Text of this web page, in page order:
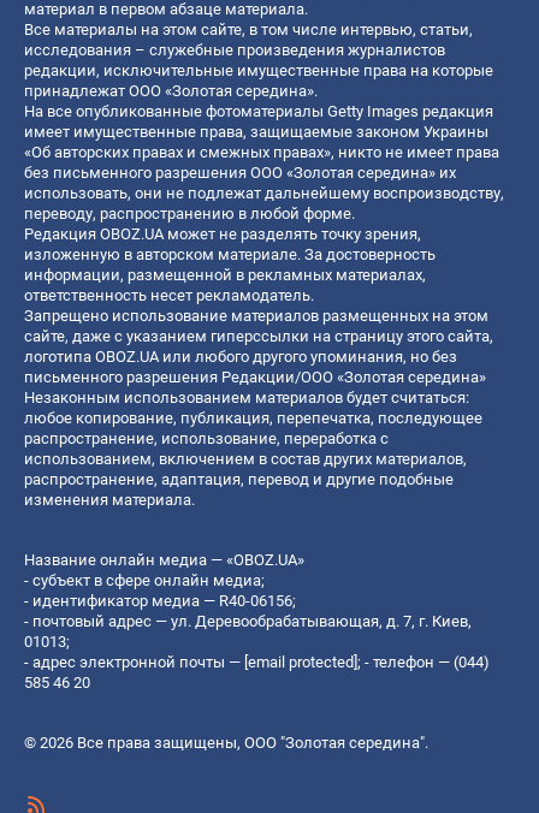
материал в первом абзаце материала.
Все материалы на этом сайте, в том числе интервью, статьи,
исследования – служебные произведения журналистов
редакции, исключительные имущественные права на которые
принадлежат ООО «Золотая середина».
На все опубликованные фотоматериалы Getty Images редакция
имеет имущественные права, защищаемые законом Украины
«Об авторских правах и смежных правах», никто не имеет права
без письменного разрешения ООО «Золотая середина» их
использовать, они не подлежат дальнейшему воспроизводству,
переводу, распространению в любой форме.
Редакция OBOZ.UA может не разделять точку зрения,
изложенную в авторском материале. За достоверность
информации, размещенной в рекламных материалах,
ответственность несет рекламодатель.
Запрещено использование материалов размещенных на этом
сайте, даже с указанием гиперссылки на страницу этого сайта,
логотипа OBOZ.UA или любого другого упоминания, но без
письменного разрешения Редакции/ООО «Золотая середина»
Незаконным использованием материалов будет считаться:
любое копирование, публикация, перепечатка, последующее
распространение, использование, переработка с
использованием, включением в состав других материалов,
распространение, адаптация, перевод и другие подобные
изменения материала.
Название онлайн медиа — «OBOZ.UA»
- субъект в сфере онлайн медиа;
- идентификатор медиа — R40-06156;
- почтовый адрес — ул. Деревообрабатывающая, д. 7, г. Киев,
01013;
- адрес электронной почты — [email protected] ; - телефон — (044)
585 46 20
© 2026 Все права защищены, ООО "Золотая середина".